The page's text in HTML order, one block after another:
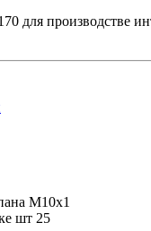
для производстве
М10x1
шт 25